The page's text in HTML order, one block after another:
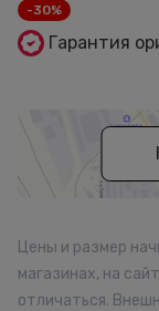
-30%
Гарантия
Цены и размер
магазинах, на
отличаться.